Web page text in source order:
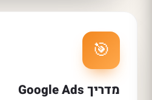
🎯
מדריך Google Ads